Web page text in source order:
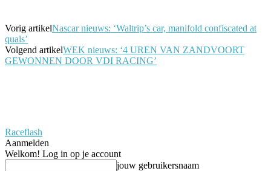
Vorig artikelNascar nieuws: ‘Waltrip’s car, manifold confiscated at
quals’
Volgend artikelWEK nieuws: ‘4 UREN VAN ZANDVOORT
GEWONNEN DOOR VDI RACING’
Raceflash
Aanmelden
Welkom! Log in op je account
jouw gebruikersnaam